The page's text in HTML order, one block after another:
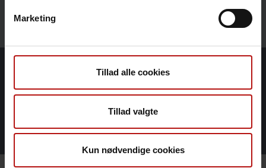
Marketing
Tillad alle cookies
Tillad valgte
Kun nødvendige cookies
Sygdomsleksikon